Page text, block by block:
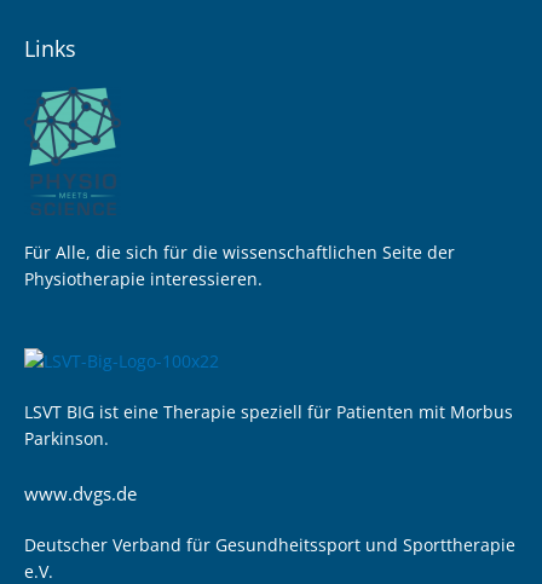
Links
Für Alle, die sich für die wissenschaftlichen Seite der
Physiotherapie interessieren.
LSVT BIG ist eine Therapie speziell für Patienten mit Morbus
Parkinson.
www.dvgs.de
Deutscher Verband für Gesundheitssport und Sporttherapie
e.V.